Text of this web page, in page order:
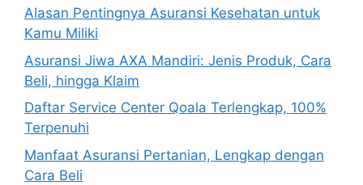
Alasan Pentingnya Asuransi Kesehatan untuk
Kamu Miliki
Asuransi Jiwa AXA Mandiri: Jenis Produk, Cara
Beli, hingga Klaim
Daftar Service Center Qoala Terlengkap, 100%
Terpenuhi
Manfaat Asuransi Pertanian, Lengkap dengan
Cara Beli